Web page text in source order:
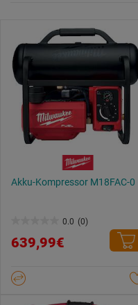
Akku-Kompressor M18FAC-0
0.0 (0)
von
Sternen.
639,99€